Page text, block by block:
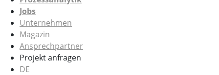
Jobs
Unternehmen
Magazin
Ansprechpartner
Projekt anfragen
DE